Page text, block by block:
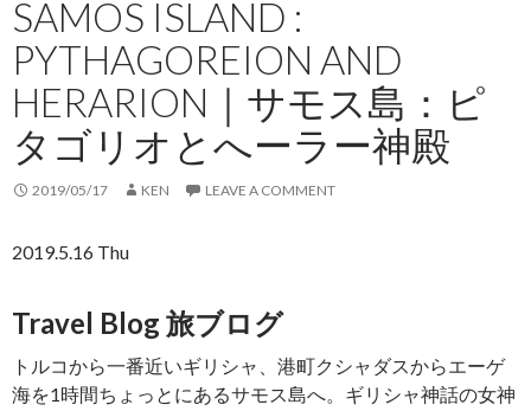
SAMOS ISLAND :
PYTHAGOREION AND
HERARION｜サモス島：ピ
タゴリオとへーラー神殿
2019/05/17 KEN LEAVE A COMMENT
2019.5.16 Thu
Travel Blog 旅ブログ
トルコから一番近いギリシャ、港町クシャダスからエーゲ
海を1時間ちょっとにあるサモス島へ。ギリシャ神話の女神